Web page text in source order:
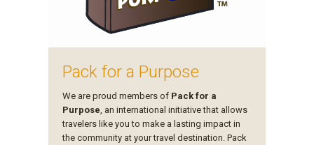
Pack for a Purpose
We are proud members of Pack for a
Purpose, an international initiative that allows
travelers like you to make a lasting impact in
the community at your travel destination. Pack